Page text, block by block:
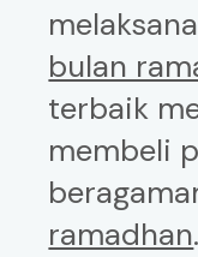
bulan
terbaik
membeli
ramadhan.